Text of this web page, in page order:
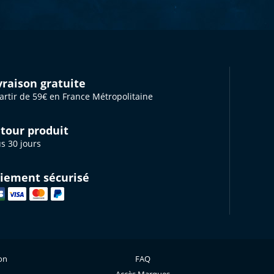
gratuite
de 59€ en France Métropolitaine
produit
30 jours
sécurisé
FAQ